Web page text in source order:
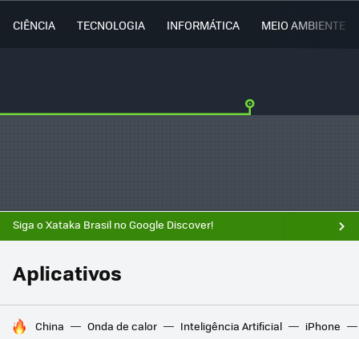
CIÊNCIA TECNOLOGIA INFORMÁTICA MEIO AMBIENTE
Siga o Xataka Brasil no Google Discover!
Aplicativos
TENDÊNCIAS DO DIA
China Onda de calor Inteligência Artificial iPhone